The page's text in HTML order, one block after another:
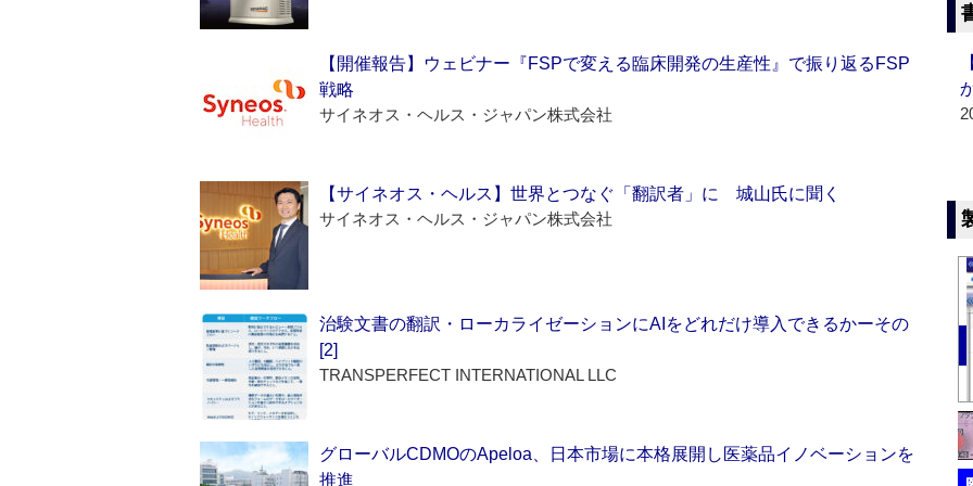
【開催報告】ウェビナー『FSPで変える臨床開発の生産性』で振り返るFSP
戦略
サイネオス・ヘルス・ジャパン株式会社
【サイネオス・ヘルス】世界とつなぐ「翻訳者」に 城山氏に聞く
サイネオス・ヘルス・ジャパン株式会社
治験文書の翻訳・ローカライゼーションにAIをどれだけ導入できるかーその
[2]
TRANSPERFECT INTERNATIONAL LLC
グローバルCDMOのApeloa、日本市場に本格展開し医薬品イノベーションを
推進